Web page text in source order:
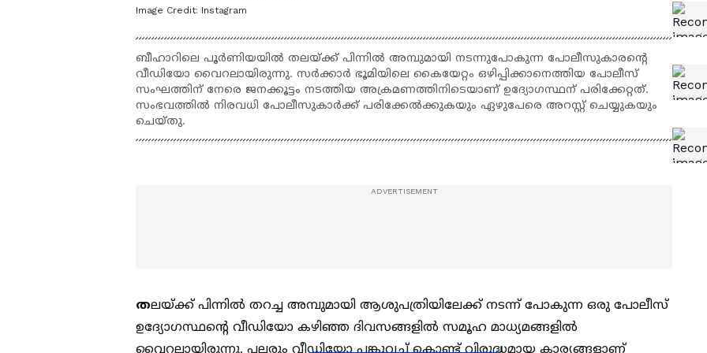
Image Credit: Instagram
ബീഹാറിലെ പൂർണിയയിൽ തലയ്ക്ക് പിന്നിൽ അമ്പുമായി നടന്നുപോകുന്ന പോലീസുകാരന്റെ
വീഡിയോ വൈറലായിരുന്നു. സർക്കാർ ഭൂമിയിലെ കൈയേറ്റം ഒഴിപ്പിക്കാനെത്തിയ പോലീസ്
സംഘത്തിന് നേരെ ജനക്കൂട്ടം നടത്തിയ അക്രമണത്തിനിടെയാണ് ഉദ്യോഗസ്ഥന് പരിക്കേറ്റത്.
സംഭവത്തിൽ നിരവധി പോലീസുകാർക്ക് പരിക്കേൽക്കുകയും ഏഴുപേരെ അറസ്റ്റ് ചെയ്യുകയും
ചെയ്തു.
തലയ്ക്ക് പിന്നിൽ തറച്ച അമ്പുമായി ആശുപത്രിയിലേക്ക് നടന്ന് പോകുന്ന ഒരു പോലീസ്
ഉദ്യോഗസ്ഥന്‍റെ വീഡിയോ കഴിഞ്ഞ ദിവസങ്ങളിൽ സമൂഹ മാധ്യമങ്ങളിൽ
വൈറലായിരുന്നു. പലരും വീഡിയോ പങ്കുവച്ച് കൊണ്ട് വിരുദ്ധമായ കാര്യങ്ങളാണ്